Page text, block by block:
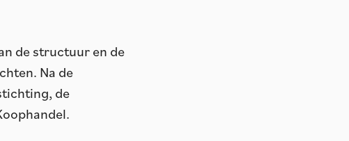
de structuur en de
Na de
de